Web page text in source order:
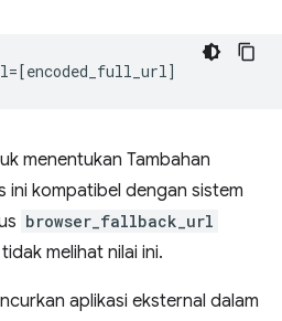
menentukan Tambahan
ini kompatibel dengan sistem
browser_fallback_url
melihat nilai ini.
aplikasi eksternal dalam